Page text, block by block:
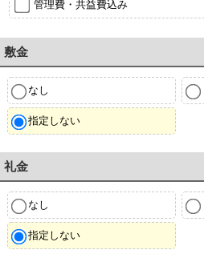
管理費・共益費込み
敷金
なし
指定しない
礼金
なし
指定しない